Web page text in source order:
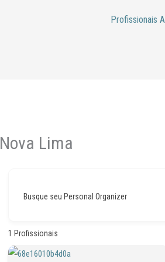
Profissionais
Nova Lima
Busque seu Personal Organizer
1 Profissionais